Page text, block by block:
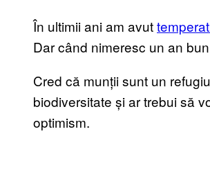
În ultimii ani am avut
Dar când nimeresc un an
Cred că munții sunt un
biodiversitate și ar trebui să
optimism.